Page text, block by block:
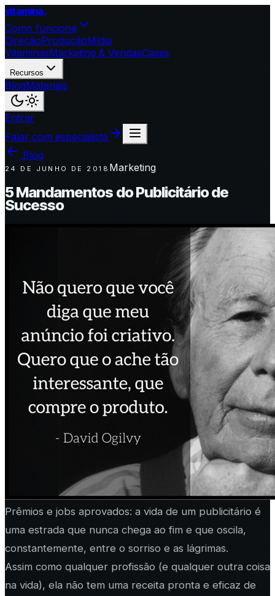
vitamina.
Como funciona
DireçãoProduçãoMídia
VitaminasMarketing & VendasCases
Recursos
BlogMateriais
Entrar
Falar com especialista
Blog
24 DE JUNHO DE 2018 Marketing
5 Mandamentos do Publicitário de
Sucesso
Prêmios e jobs aprovados: a vida de um publicitário é
uma estrada que nunca chega ao fim e que oscila,
constantemente, entre o sorriso e as lágrimas.
Assim como qualquer profissão (e qualquer outra coisa
na vida), ela não tem uma receita pronta e eficaz de